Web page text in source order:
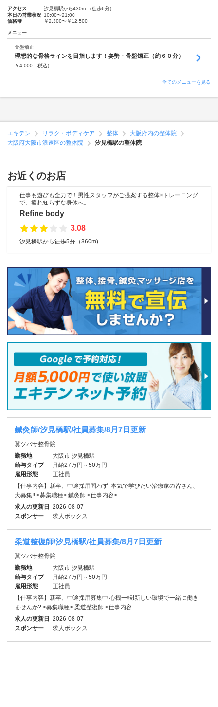
アクセス
汐見橋駅から430m （徒歩6分）
本日の営業状況 10:00〜21:00
価格帯
￥2,300〜￥12,500
メニュー
骨盤矯正
理想的な骨格ラインを目指します！姿勢・骨盤矯正（約６０分）
￥4,000 （税込）
全てのメニューを見る
エキテン リラク・ボディケア 整体
大阪府内の整体院
大阪府大阪市浪速区の整体院
汐見橋駅の整体院
お近くのお店
仕事も遊びも全力で！男性スタッフがご提案する整体×トレーニング
で、疲れ知らずな身体へ。
Refine body
3.08
汐見橋駅から徒歩5分（360m)
鍼灸師/汐見橋駅/社員募集/8月7日更新
翼ツバサ整骨院
勤務地
大阪市 汐見橋駅
給与タイプ
月給27万円～50万円
雇用形態
正社員
【仕事内容】新卒、中途採用問わず! 本気で学びたい治療家の皆さん、
大募集!! <募集職種> 鍼灸師 <仕事内容> …
求人の更新日 2026-08-07
スポンサー
求人ボックス
柔道整復師/汐見橋駅/社員募集/8月7日更新
翼ツバサ整骨院
勤務地
大阪市 汐見橋駅
給与タイプ
月給27万円～50万円
雇用形態
正社員
【仕事内容】新卒、中途採用募集中!心機一転!新しい環境で一緒に働き
ませんか? <募集職種> 柔道整復師 <仕事内容…
求人の更新日 2026-08-07
スポンサー
求人ボックス